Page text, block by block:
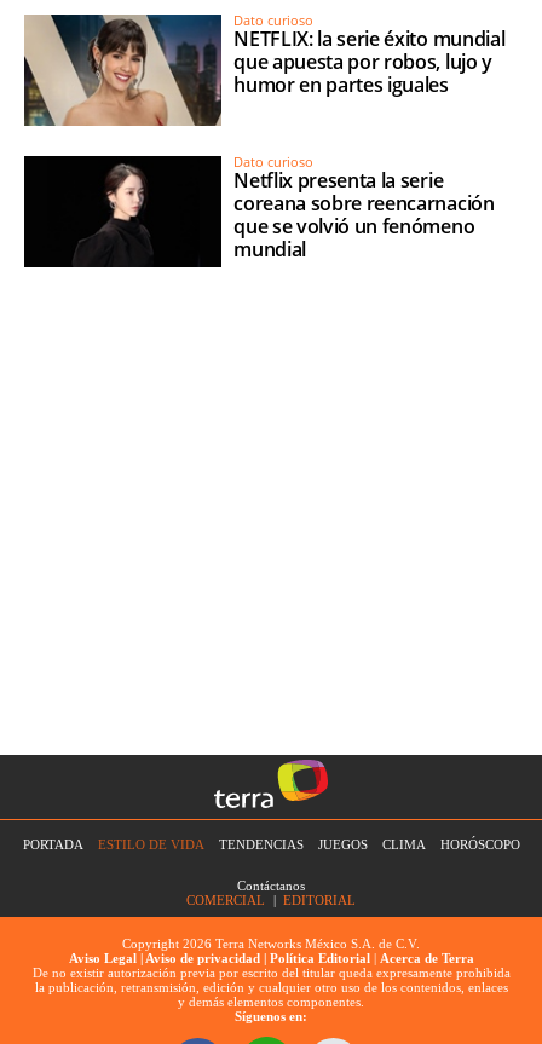
Dato curioso
NETFLIX: la serie éxito mundial
que apuesta por robos, lujo y
humor en partes iguales
Dato curioso
Netflix presenta la serie
coreana sobre reencarnación
que se volvió un fenómeno
mundial
PORTADA ESTILO DE VIDA TENDENCIAS JUEGOS CLIMA HORÓSCOPO
Contáctanos
COMERCIAL
| EDITORIAL
Copyright 2026 Terra Networks México S.A. de C.V.
Aviso Legal | Aviso de privacidad | Política Editorial| Acerca de Terra
De no existir autorización previa por escrito del titular queda expresamente prohibida
la publicación, retransmisión, edición y cualquier otro uso de los contenidos, enlaces
y demás elementos componentes.
Síguenos en: